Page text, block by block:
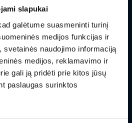
slapukai
galėtume suasmeninti turinį
medijos funkcijas ir
svetainės naudojimo informaciją
medijos, reklamavimo ir
gali ją pridėti prie kitos jūsų
paslaugas surinktos